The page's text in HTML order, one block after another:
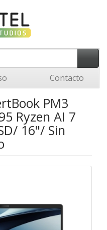
Contacto
PM3
Ryzen AI 7
16"/ Sin